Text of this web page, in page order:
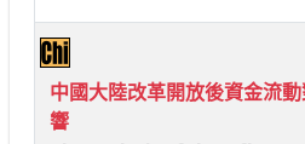
中國大陸改革開放後資金流
響